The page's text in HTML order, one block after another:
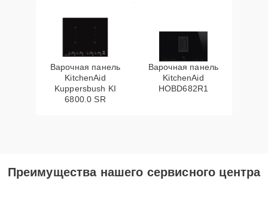
Варочная панель
KitchenAid
Kuppersbush KI
6800.0 SR
Варочная панель
KitchenAid
HOBD682R1
Преимущества нашего сервисного центра